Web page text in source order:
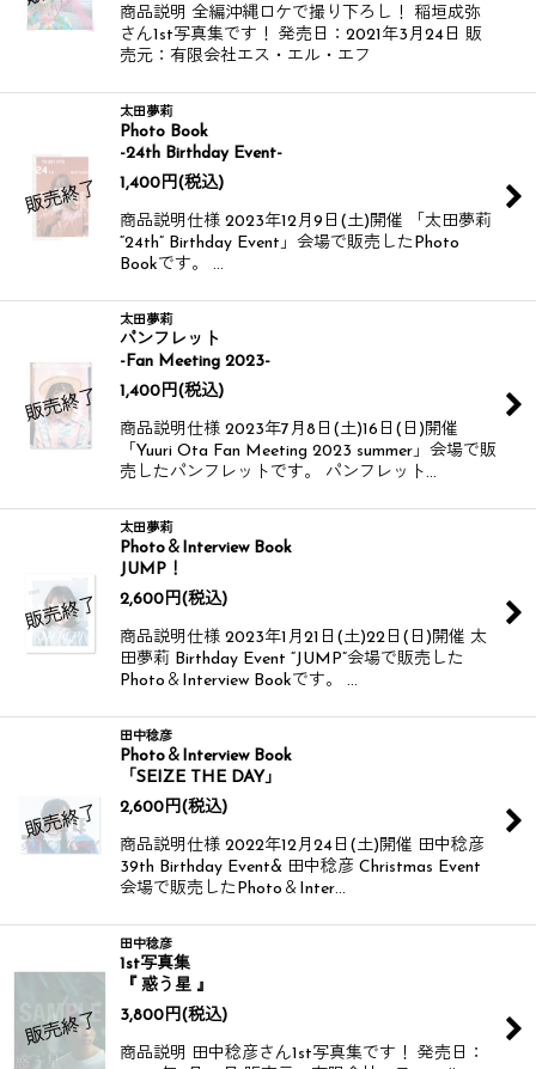
商品説明 全編沖縄ロケで撮り下ろし！ 稲垣成弥
さん1st写真集です！ 発売日：2021年3月24日 販
売元：有限会社エス・エル・エフ
太田夢莉
Photo Book
-24th Birthday Event-
1,400 円(税込)
商品説明仕様 2023年12月9日(土)開催 「太田夢莉
“24th” Birthday Event」会場で販売したPhoto
Bookです。 …
太田夢莉
パンフレット
-Fan Meeting 2023-
1,400 円(税込)
商品説明仕様 2023年7月8日(土)16日(日)開催
「Yuuri Ota Fan Meeting 2023 summer」会場で販
売したパンフレットです。 パンフレット…
太田夢莉
Photo＆Interview Book
JUMP！
2,600 円(税込)
商品説明仕様 2023年1月21日(土)22日(日)開催 太
田夢莉 Birthday Event “JUMP”会場で販売した
Photo＆Interview Bookです。 …
田中稔彦
Photo＆Interview Book
「SEIZE THE DAY」
2,600 円(税込)
商品説明仕様 2022年12月24日(土)開催 田中稔彦
39th Birthday Event& 田中稔彦 Christmas Event
会場で販売したPhoto＆Inter…
田中稔彦
1st写真集
『 惑う星 』
3,800 円(税込)
商品説明 田中稔彦さん1st写真集です！ 発売日：